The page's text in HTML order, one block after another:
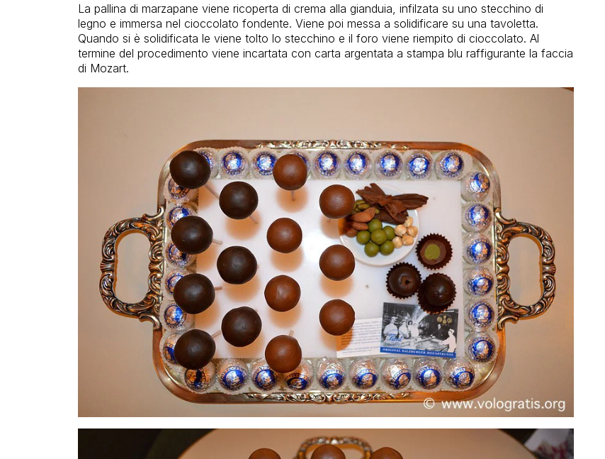
La pallina di marzapane viene ricoperta di crema alla gianduia, infilzata su uno stecchino di
legno e immersa nel cioccolato fondente. Viene poi messa a solidificare su una tavoletta.
Quando si è solidificata le viene tolto lo stecchino e il foro viene riempito di cioccolato. Al
termine del procedimento viene incartata con carta argentata a stampa blu raffigurante la faccia
di Mozart.